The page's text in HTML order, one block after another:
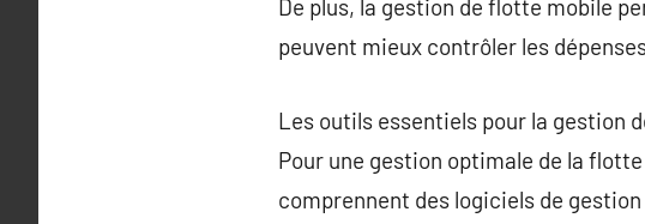
De plus, la gestion de flotte mobile
peuvent mieux contrôler les
Les outils essentiels pour la gestion
Pour une gestion optimale de la
comprennent des logiciels de